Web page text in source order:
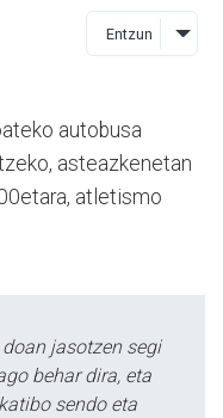
Entzun
autobusa
asteazkenetan
atletismo
jasotzen segi
behar dira, eta
sendo eta